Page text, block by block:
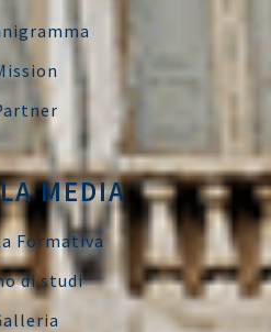
MEDIA
Formativa
di studi